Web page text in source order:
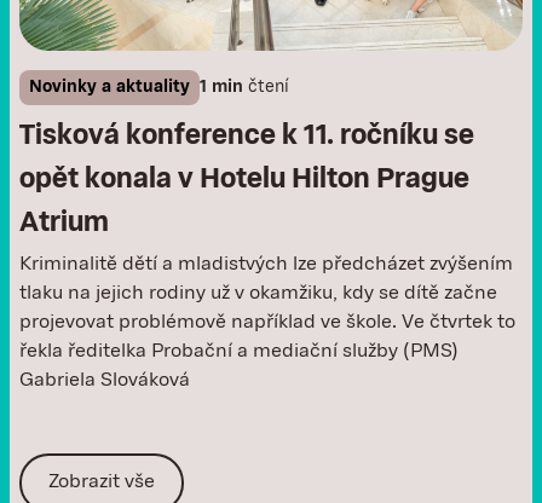
Novinky a aktuality 1 min čtení
Tisková konference k 11. ročníku se
opět konala v Hotelu Hilton Prague
Atrium
Kriminalitě dětí a mladistvých lze předcházet zvýšením
tlaku na jejich rodiny už v okamžiku, kdy se dítě začne
projevovat problémově například ve škole. Ve čtvrtek to
řekla ředitelka Probační a mediační služby (PMS)
Gabriela Slováková
Zobrazit vše